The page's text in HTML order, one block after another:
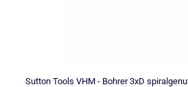
Sutton Tools VHM - Bohrer 3xD